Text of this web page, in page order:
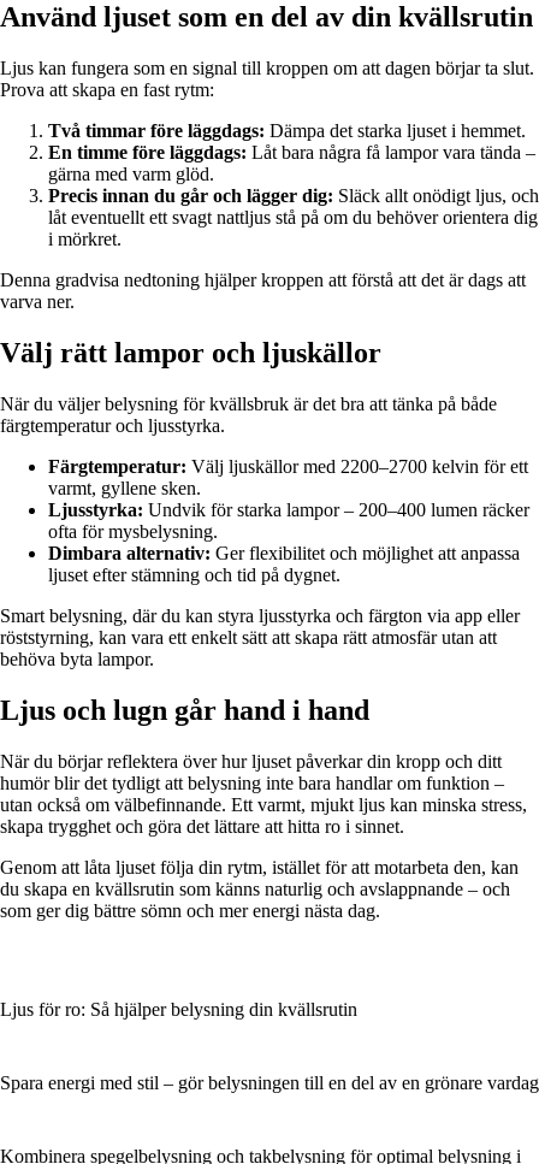
Använd ljuset som en del av din kvällsrutin
Ljus kan fungera som en signal till kroppen om att dagen börjar ta slut.
Prova att skapa en fast rytm:
Två timmar före läggdags: Dämpa det starka ljuset i hemmet.
En timme före läggdags: Låt bara några få lampor vara tända –
gärna med varm glöd.
Precis innan du går och lägger dig: Släck allt onödigt ljus, och
låt eventuellt ett svagt nattljus stå på om du behöver orientera dig
i mörkret.
Denna gradvisa nedtoning hjälper kroppen att förstå att det är dags att
varva ner.
Välj rätt lampor och ljuskällor
När du väljer belysning för kvällsbruk är det bra att tänka på både
färgtemperatur och ljusstyrka.
Färgtemperatur: Välj ljuskällor med 2200–2700 kelvin för ett
varmt, gyllene sken.
Ljusstyrka: Undvik för starka lampor – 200–400 lumen räcker
ofta för mysbelysning.
Dimbara alternativ: Ger flexibilitet och möjlighet att anpassa
ljuset efter stämning och tid på dygnet.
Smart belysning, där du kan styra ljusstyrka och färgton via app eller
röststyrning, kan vara ett enkelt sätt att skapa rätt atmosfär utan att
behöva byta lampor.
Ljus och lugn går hand i hand
När du börjar reflektera över hur ljuset påverkar din kropp och ditt
humör blir det tydligt att belysning inte bara handlar om funktion –
utan också om välbefinnande. Ett varmt, mjukt ljus kan minska stress,
skapa trygghet och göra det lättare att hitta ro i sinnet.
Genom att låta ljuset följa din rytm, istället för att motarbeta den, kan
du skapa en kvällsrutin som känns naturlig och avslappnande – och
som ger dig bättre sömn och mer energi nästa dag.
Ljus för ro: Så hjälper belysning din kvällsrutin
Spara energi med stil – gör belysningen till en del av en grönare vardag
Kombinera spegelbelysning och takbelysning för optimal belysning i